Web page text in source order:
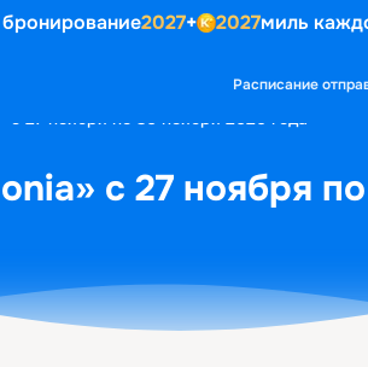
2027+ 2027миль
Расписание
с 27 ноября по 30 ноября 2026 года
с 27 ноября